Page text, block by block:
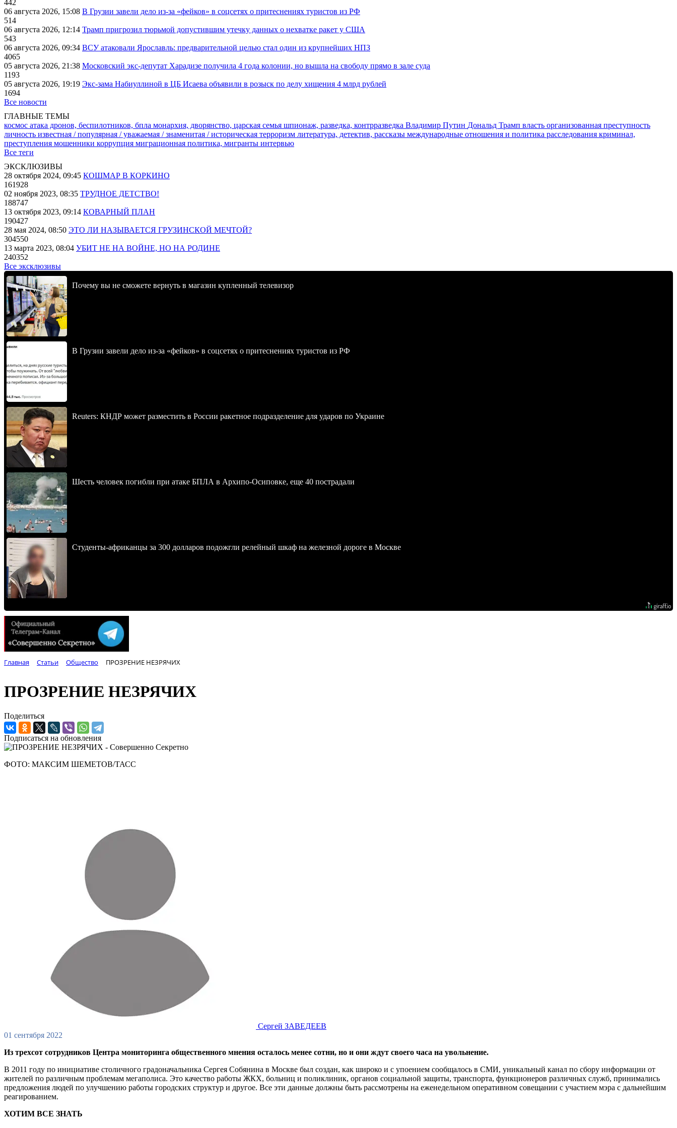
442
06 августа 2026, 15:08 В Грузии завели дело из-за «фейков» в соцсетях о притеснениях туристов из РФ
514
06 августа 2026, 12:14 Трамп пригрозил тюрьмой допустившим утечку данных о нехватке ракет у США
543
06 августа 2026, 09:34 ВСУ атаковали Ярославль: предварительной целью стал один из крупнейших НПЗ
4065
05 августа 2026, 21:38 Московский экс-депутат Харадизе получила 4 года колонии, но вышла на свободу прямо в зале суда
1193
05 августа 2026, 19:19 Экс-зама Набиуллиной в ЦБ Исаева объявили в розыск по делу хищения 4 млрд рублей
1694
Все новости
ГЛАВНЫЕ ТЕМЫ
космос атака дронов, беспилотников, бпла монархия, дворянство, царская семья шпионаж, разведка, контрразведка Владимир Путин Дональд Трамп власть организованная преступность
личность известная / популярная / уважаемая / знаменитая / историческая терроризм литература, детектив, рассказы международные отношения и политика расследования криминал,
преступления мошенники коррупция миграционная политика, мигранты интервью
Все теги
ЭКСКЛЮЗИВЫ
28 октября 2024, 09:45 КОШМАР В КОРКИНО
161928
02 ноября 2023, 08:35 ТРУДНОЕ ДЕТСТВО!
188747
13 октября 2023, 09:14 КОВАРНЫЙ ПЛАН
190427
28 мая 2024, 08:50 ЭТО ЛИ НАЗЫВАЕТСЯ ГРУЗИНСКОЙ МЕЧТОЙ?
304550
13 марта 2023, 08:04 УБИТ НЕ НА ВОЙНЕ, НО НА РОДИНЕ
240352
Все эксклюзивы
Почему вы не сможете вернуть в магазин купленный телевизор
В Грузии завели дело из-за «фейков» в соцсетях о притеснениях туристов из РФ
Reuters: КНДР может разместить в России ракетное подразделение для ударов по Украине
Шесть человек погибли при атаке БПЛА в Архипо-Осиповке, еще 40 пострадали
Студенты-африканцы за 300 долларов подожгли релейный шкаф на железной дороге в Москве
Главная Статьи Общество ПРОЗРЕНИЕ НЕЗРЯЧИХ
ПРОЗРЕНИЕ НЕЗРЯЧИХ
Поделиться
Подписаться на обновления
ФОТО: МАКСИМ ШЕМЕТОВ/ТАСС
Сергей ЗАВЕДЕЕВ
01 сентября 2022
Из трехсот сотрудников Центра мониторинга общественного мнения осталось менее сотни, но и они ждут своего часа на увольнение.
В 2011 году по инициативе столичного градоначальника Сергея Собянина в Москве был создан, как широко и с упоением сообщалось в СМИ, уникальный канал по сбору информации от
жителей по различным проблемам мегаполиса. Это качество работы ЖКХ, больниц и поликлиник, органов социальной защиты, транспорта, функционеров различных служб, принимались
предложения людей по улучшению работы городских структур и другое. Все эти данные должны быть рассмотрены на еженедельном оперативном совещании с участием мэра с дальнейшим
реагированием.
ХОТИМ ВСЕ ЗНАТЬ